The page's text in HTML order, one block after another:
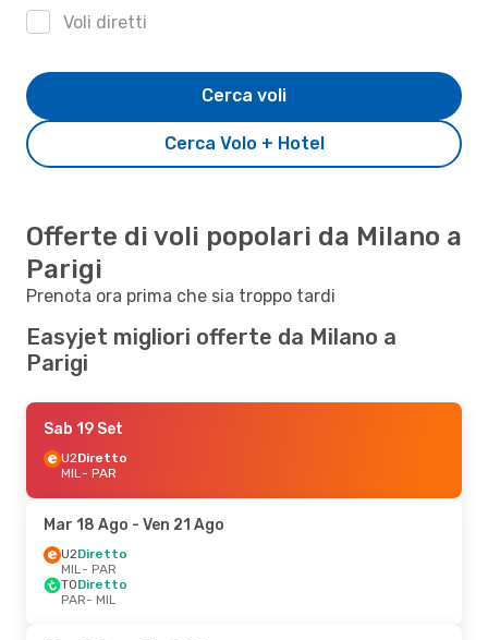
Voli diretti
Cerca Volo + Hotel
Cerca voli
Offerte di voli popolari da Milano a
Parigi
Prenota ora prima che sia troppo tardi
Easyjet migliori offerte da Milano a
Parigi
Sab 19 Set
U2Diretto
MIL- PAR
Mar 18 Ago - Ven 21 Ago
U2Diretto
MIL- PAR
TODiretto
PAR- MIL